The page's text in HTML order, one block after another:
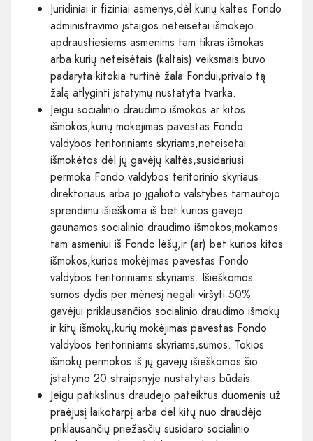
Juridiniai ir fiziniai asmenys,dėl kurių kaltės Fondo
administravimo įstaigos neteisėtai išmokėjo
apdraustiesiems asmenims tam tikras išmokas
arba kurių neteisėtais (kaltais) veiksmais buvo
padaryta kitokia turtinė žala Fondui,privalo tą
žalą atlyginti įstatymų nustatyta tvarka.
Jeigu socialinio draudimo išmokos ar kitos
išmokos,kurių mokėjimas pavestas Fondo
valdybos teritoriniams skyriams,neteisėtai
išmokėtos dėl jų gavėjų kaltės,susidariusi
permoka Fondo valdybos teritorinio skyriaus
direktoriaus arba jo įgalioto valstybės tarnautojo
sprendimu išieškoma iš bet kurios gavėjo
gaunamos socialinio draudimo išmokos,mokamos
tam asmeniui iš Fondo lėšų,ir (ar) bet kurios kitos
išmokos,kurios mokėjimas pavestas Fondo
valdybos teritoriniams skyriams. Išieškomos
sumos dydis per mėnesį negali viršyti 50%
gavėjui priklausančios socialinio draudimo išmokų
ir kitų išmokų,kurių mokėjimas pavestas Fondo
valdybos teritoriniams skyriams,sumos. Tokios
išmokų permokos iš jų gavėjų išieškomos šio
įstatymo 20 straipsnyje nustatytais būdais.
Jeigu patikslinus draudėjo pateiktus duomenis už
praėjusį laikotarpį arba dėl kitų nuo draudėjo
priklausančių priežasčių susidaro socialinio